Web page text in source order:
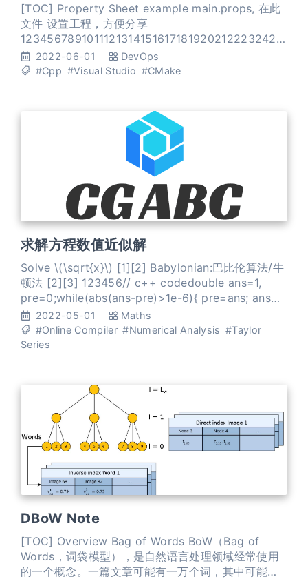
[TOC] Property Sheet example main.props, 在此
文件 设置工程，方便分享
12345678910111213141516171819202122232425
262728293031323334<?xml version="1.0"
encoding="utf-8"?><Project
2022-06-01
DevOps
#Cpp #Visual Studio #CMake
求解方程数值近似解
Solve \(\sqrt{x}\) [1][2] Babylonian:巴比伦算法/牛
顿法 [2][3] 123456// c++ codedouble ans=1,
pre=0;while(abs(ans-pre)>1e-6){ pre=ans; ans=
(ans+x/ans)/2;} 基于泰勒公式的级数逼近 [2] 在 线
性化点 \(x_0=1\) 泰勒展开 \[ \sqr
2022-05-01
Maths
#Online Compiler #Numerical Analysis #Taylor
Series
DBoW Note
[TOC] Overview Bag of Words BoW（Bag of
Words，词袋模型），是自然语言处理领域经常使用
的一个概念。一篇文章可能有一万个词，其中可能只